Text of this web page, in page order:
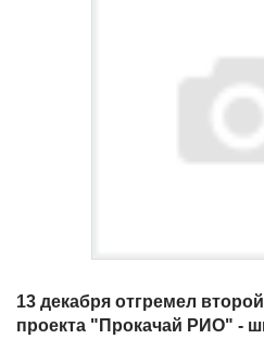
13 декабря отгремел
проекта "Прокачай РИО" -